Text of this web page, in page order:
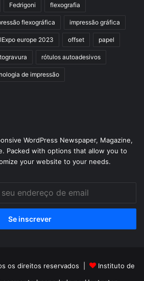
Fedrigoni flexografia
flexográfica impressão gráfica
europe 2023 offset papel
rótulos autoadesivos
de impressão
WordPress Newspaper, Magazine,
Packed with options that allow you to
your website to your needs.
os direitos reservados |
Instituto de